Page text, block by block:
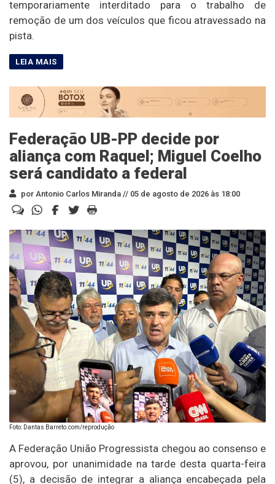
temporariamente interditado para o trabalho de
remoção de um dos veículos que ficou atravessado na
pista.
Federação UB-PP decide por
aliança com Raquel; Miguel Coelho
será candidato a federal
por Antonio Carlos Miranda // 05 de agosto de 2026 às 18:00
Foto: Dantas Barreto.com/reprodução
A Federação União Progressista chegou ao consenso e
aprovou, por unanimidade na tarde desta quarta-feira
(5), a decisão de integrar a aliança encabeçada pela